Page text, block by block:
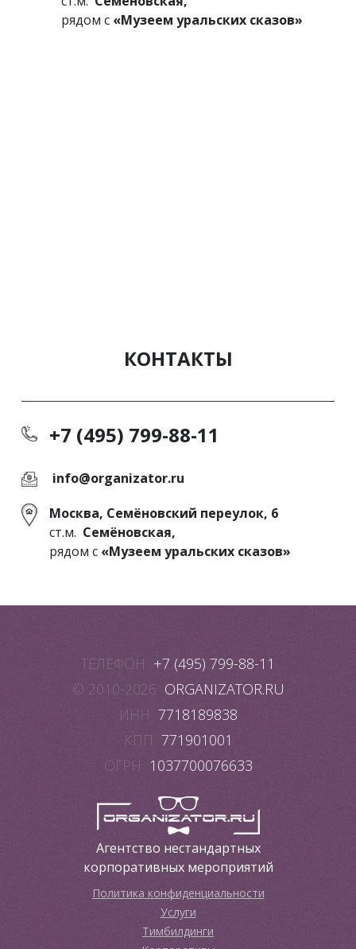
рядом с «Музеем уральских сказов»
КОНТАКТЫ
+7 (495) 799-88-11
info@organizator.ru
Москва, Семёновский переулок, 6
ст.м. Семёновская,
рядом с «Музеем уральских сказов»
ТЕЛЕФОН +7 (495) 799-88-11
© 2010-2026 ORGANIZATOR.RU
ИНН 7718189838
КПП 771901001
ОГРН 1037700076633
Агентство нестандартных
корпоративных мероприятий
Политика конфиденциальности
Услуги
Тимбилдинги